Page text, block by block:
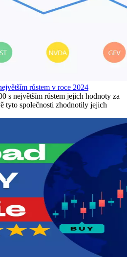
růstem v roce 2024
s největším růstem jejich hodnoty za
tyto společnosti zhodnotily jejich